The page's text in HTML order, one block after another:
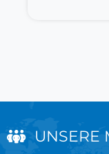
UNSERE